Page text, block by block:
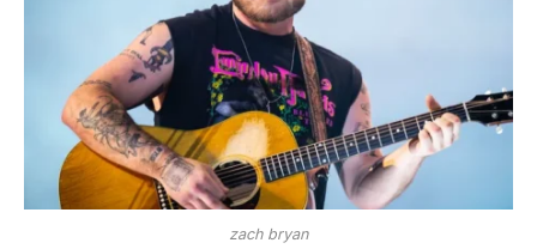
zach bryan